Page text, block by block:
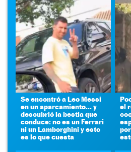
Se encontró a Leo Messi
en un aparcamiento... y
descubrió la bestia que
conduce: no es un Ferrari
ni un Lamborghini y esto
es lo que cuesta
el